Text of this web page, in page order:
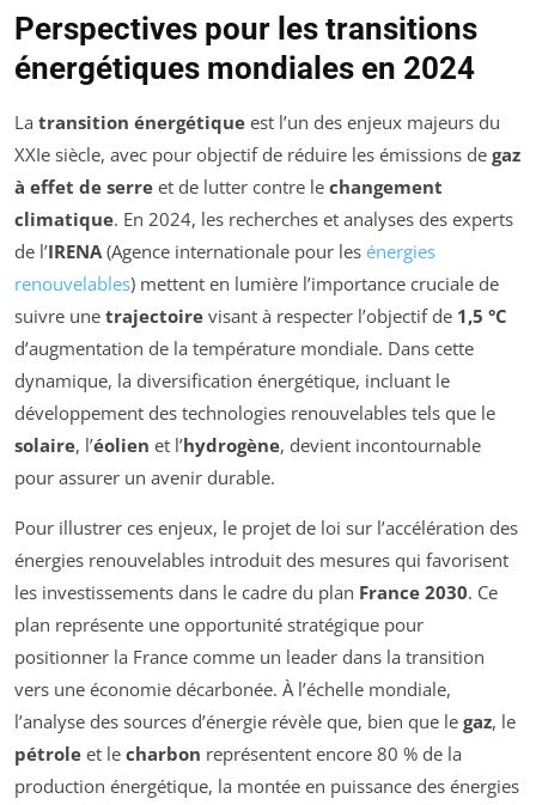
Perspectives pour les transitions
énergétiques mondiales en 2024
La transition énergétique est l’un des enjeux majeurs du
XXIe siècle, avec pour objectif de réduire les émissions de gaz
à effet de serre et de lutter contre le changement
climatique. En 2024, les recherches et analyses des experts
de l’IRENA(Agence internationale pour les énergies
renouvelables) mettent en lumière l’importance cruciale de
suivre une trajectoire visant à respecter l’objectif de 1,5 °C
d’augmentation de la température mondiale. Dans cette
dynamique, la diversification énergétique, incluant le
développement des technologies renouvelables tels que le
solaire, l’éolien et l’hydrogène, devient incontournable
pour assurer un avenir durable.
Pour illustrer ces enjeux, le projet de loi sur l’accélération des
énergies renouvelables introduit des mesures qui favorisent
les investissements dans le cadre du plan France 2030. Ce
plan représente une opportunité stratégique pour
positionner la France comme un leader dans la transition
vers une économie décarbonée. À l’échelle mondiale,
l’analyse des sources d’énergie révèle que, bien que le gaz, le
pétrole et le charbon représentent encore 80 % de la
production énergétique, la montée en puissance des énergies